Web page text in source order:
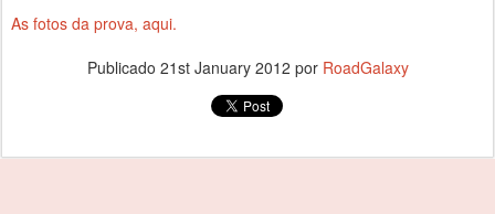
As fotos da prova, aqui.
Publicado 21st January 2012 por RoadGalaxy